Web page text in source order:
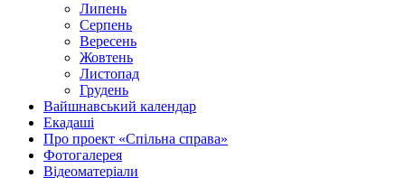
Липень
Серпень
Вересень
Жовтень
Листопад
Грудень
Вайшнавський календар
Екадаші
Про проект «Спільна справа»
Фотогалерея
Відеоматеріали